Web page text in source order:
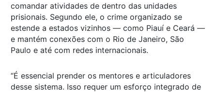
comandar atividades de dentro das unidades
prisionais. Segundo ele, o crime organizado se
estende a estados vizinhos — como Piauí e Ceará —
e mantém conexões com o Rio de Janeiro, São
Paulo e até com redes internacionais.
“É essencial prender os mentores e articuladores
desse sistema. Isso requer um esforço integrado de